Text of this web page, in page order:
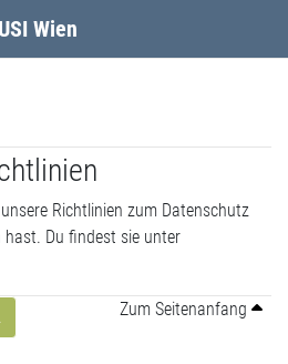
USI Wien
Richtlinien zum Datenschutz
Du findest sie unter
Zum Seitenanfang